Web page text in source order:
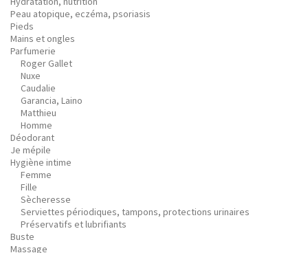
Peau atopique, eczéma, psoriasis
Pieds
Mains et ongles
Parfumerie
Roger Gallet
Nuxe
Caudalie
Garancia, Laino
Matthieu
Homme
Déodorant
Je mépile
Hygiène intime
Femme
Fille
Sècheresse
Serviettes périodiques, tampons, protections urinaires
Préservatifs et lubrifiants
Buste
Massage